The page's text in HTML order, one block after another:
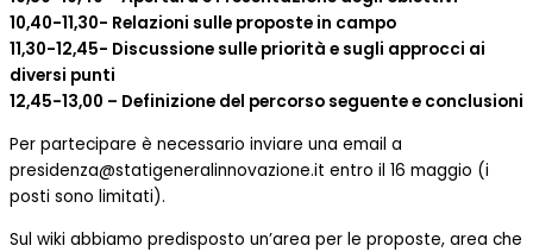
10,40-11,30- Relazioni sulle proposte in campo
11,30-12,45- Discussione sulle priorità e sugli approcci ai
diversi punti
12,45-13,00 – Definizione del percorso seguente e conclusioni
Per partecipare è necessario inviare una email a
presidenza@statigeneralinnovazione.it entro il 16 maggio (i
posti sono limitati).
Sul wiki abbiamo predisposto un’area per le proposte, area che